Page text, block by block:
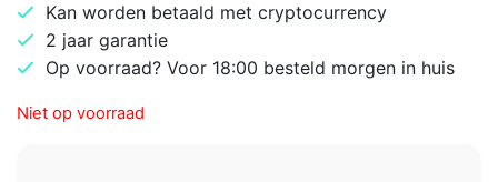
Kan worden betaald met cryptocurrency
2 jaar garantie
Op voorraad? Voor 18:00 besteld morgen in huis
Niet op voorraad